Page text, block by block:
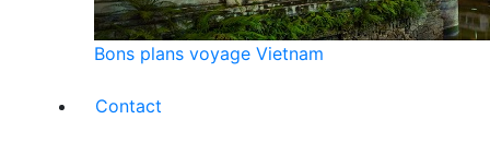
Bons plans voyage Vietnam
Contact